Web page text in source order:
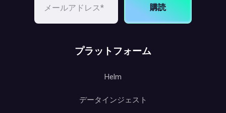
購読
プラットフォーム
Helm
データインジェスト